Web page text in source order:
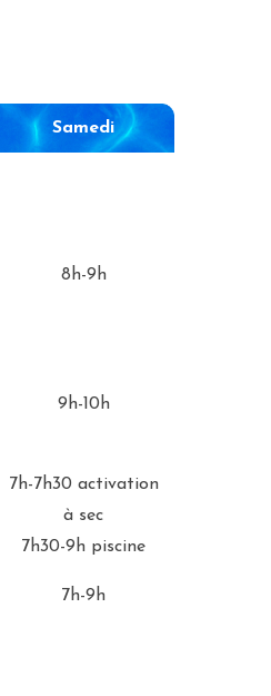
Samedi
8h-9h
9h-10h
7h-7h30 activation
à sec
7h30-9h piscine
7h-9h